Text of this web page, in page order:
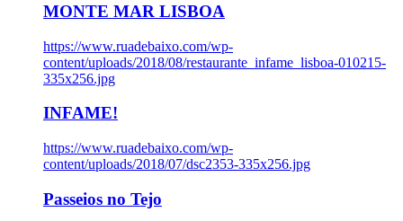
MONTE MAR LISBOA
https://www.ruadebaixo.com/wp-
content/uploads/2018/08/restaurante_infame_lisboa-010215-
335x256.jpg
INFAME!
https://www.ruadebaixo.com/wp-
content/uploads/2018/07/dsc2353-335x256.jpg
Passeios no Tejo